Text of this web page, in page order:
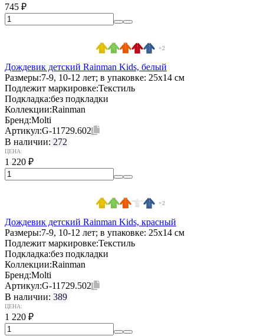
745 ₽
+2
Дождевик детский Rainman Kids, белый
Размеры:7-9, 10-12 лет; в упаковке: 25x14 см
Подлежит маркировке:Текстиль
Подкладка:без подкладки
Коллекции:Rainman
Бренд:Molti
Артикул:G-11729.602
В наличии: 272
ЦЕНА:
1 220 ₽
+2
Дождевик детский Rainman Kids, красный
Размеры:7-9, 10-12 лет; в упаковке: 25x14 см
Подлежит маркировке:Текстиль
Подкладка:без подкладки
Коллекции:Rainman
Бренд:Molti
Артикул:G-11729.502
В наличии: 389
ЦЕНА:
1 220 ₽